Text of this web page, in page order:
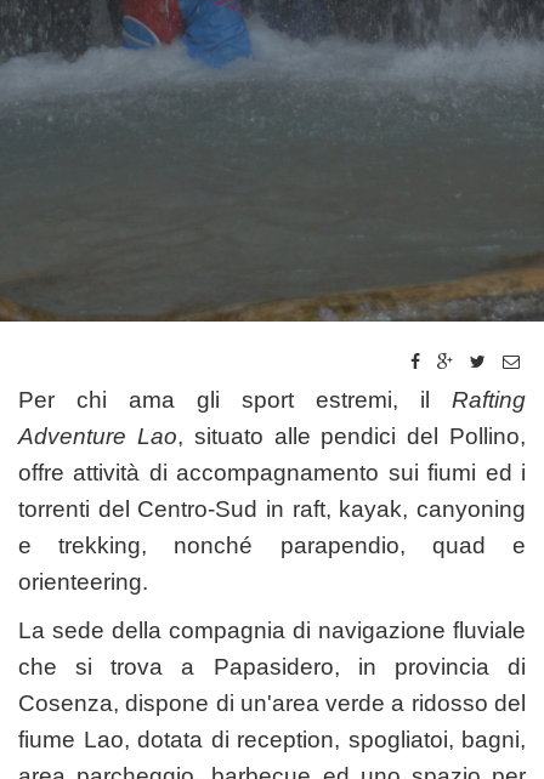
Per chi ama gli sport estremi, il Rafting
Adventure Lao, situato alle pendici del Pollino,
offre attività di accompagnamento sui fiumi ed i
torrenti del Centro-Sud in raft, kayak, canyoning
e trekking, nonché parapendio, quad e
orienteering.
La sede della compagnia di navigazione fluviale
che si trova a Papasidero, in provincia di
Cosenza, dispone di un'area verde a ridosso del
fiume Lao, dotata di reception, spogliatoi, bagni,